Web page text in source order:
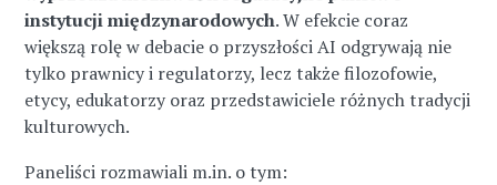
instytucji międzynarodowych. W efekcie coraz
większą rolę w debacie o przyszłości AI odgrywają nie
tylko prawnicy i regulatorzy, lecz także filozofowie,
etycy, edukatorzy oraz przedstawiciele różnych tradycji
kulturowych.
Paneliści rozmawiali m.in. o tym: